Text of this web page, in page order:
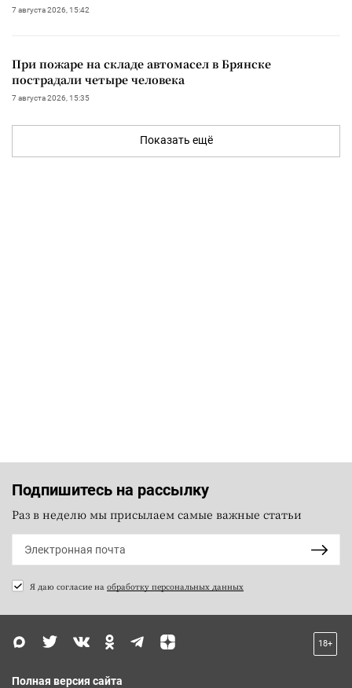
7 августа 2026, 15:42
При пожаре на складе автомасел в Брянске
пострадали четыре человека
7 августа 2026, 15:35
Показать ещё
Подпишитесь на рассылку
Раз в неделю мы присылаем самые важные статьи
Я даю согласие на обработку персональных данных
18+
Полная версия сайта